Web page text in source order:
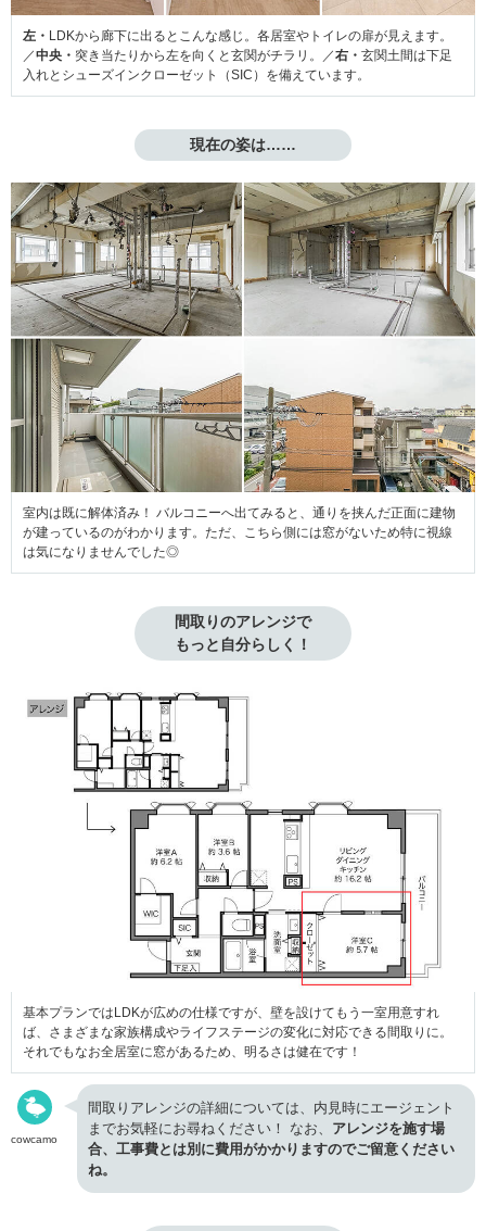
左・ LDKから廊下に出るとこんな感じ。各居室やトイレの扉が見えます。
／中央・ 突き当たりから左を向くと玄関がチラリ。／右・ 玄関土間は下足
入れとシューズインクローゼット（SIC）を備えています。
現在の姿は……
室内は既に解体済み！ バルコニーへ出てみると、通りを挟んだ正面に建物
が建っているのがわかります。ただ、こちら側には窓がないため特に視線
は気になりませんでした◎
間取りのアレンジで
もっと自分らしく！
基本プランではLDKが広めの仕様ですが、壁を設けてもう一室用意すれ
ば、さまざまな家族構成やライフステージの変化に対応できる間取りに。
それでもなお全居室に窓があるため、明るさは健在です！
cowcamo
間取りアレンジの詳細については、内見時にエージェント
までお気軽にお尋ねください！ なお、 アレンジを施す場
合、工事費とは別に費用がかかりますのでご留意ください
ね。